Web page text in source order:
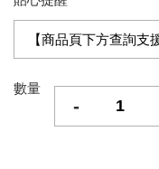
數量
-